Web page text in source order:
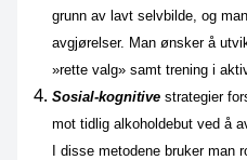
grunn av lavt selvbilde, og
avgjørelser. Man ønsker å
»rette valg» samt trening i
Sosial-kognitive strategier
mot tidlig alkoholdebut ved å
I disse metodene bruker man